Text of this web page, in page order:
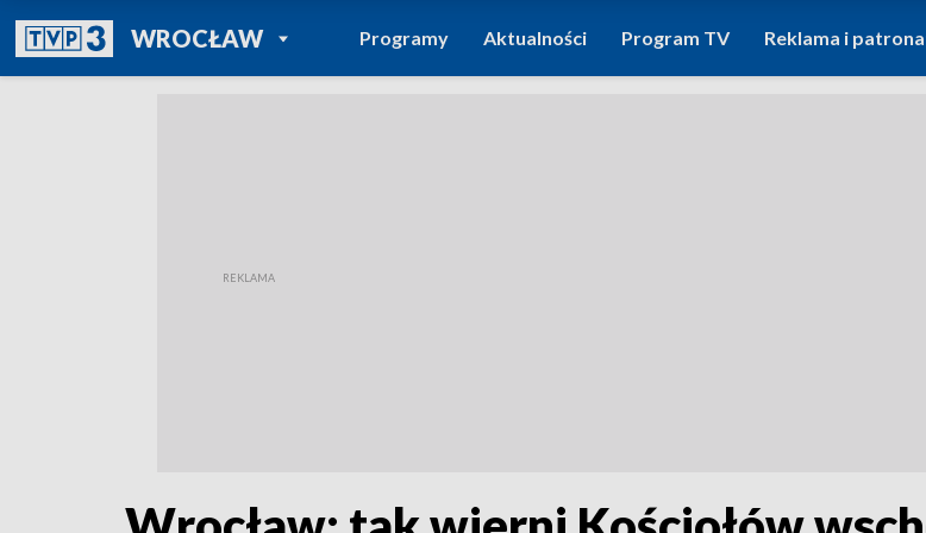
WROCŁAWPOWRÓT DO
TVP REGIONY
Programy Aktualności Program TV Reklama i